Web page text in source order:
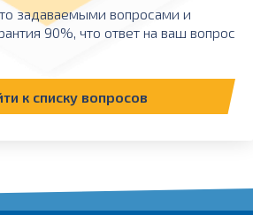
задаваемыми вопросами и
90%, что ответ на ваш вопрос
к списку вопросов